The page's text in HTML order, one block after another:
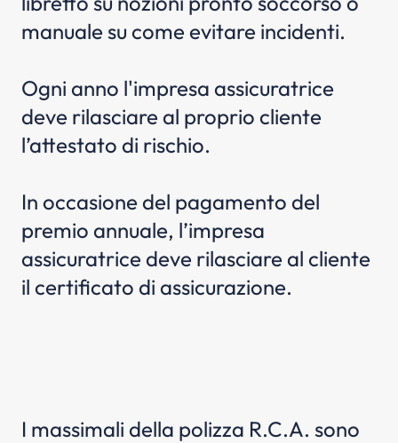
manuale su come evitare incidenti.
Ogni anno l'impresa assicuratrice
deve rilasciare al proprio cliente
l’attestato di rischio.
In occasione del pagamento del
premio annuale, l’impresa
assicuratrice deve rilasciare al cliente
il certificato di assicurazione.
I massimali della polizza R.C.A. sono